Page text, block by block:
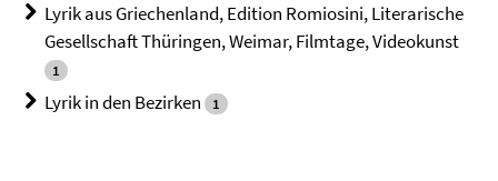
Lyrik aus Griechenland, Edition Romiosini, Literarische
Gesellschaft Thüringen, Weimar, Filmtage, Videokunst
1
Lyrik in den Bezirken 1